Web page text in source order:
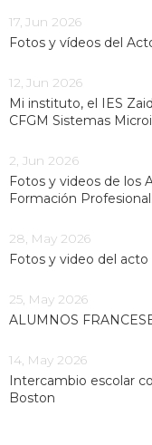
17, Jun 2026
Fotos y vídeos del
12, Jun 2026
Mi instituto, el IES
CFGM Sistemas
2, Jun 2026
Fotos y videos de los
Formación Profesional.
28, May 2026
Fotos y video del
25, May 2026
ALUMNOS
14, May 2026
Intercambio escolar
Boston